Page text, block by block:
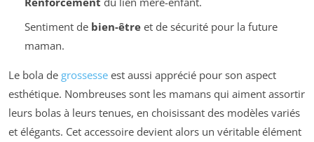
Sentiment de bien-êtreet de sécurité pour la future
maman.
Le bola de grossesse est aussi apprécié pour son aspect
esthétique. Nombreuses sont les mamans qui aiment assortir
leurs bolas à leurs tenues, en choisissant des modèles variés
et élégants. Cet accessoire devient alors un véritable élément